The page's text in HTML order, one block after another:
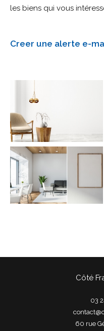
les biens qui vous
Creer une alerte e-
Côté
03
60 rue
Surface
Pièces
AFFINER
TERRASSE
EXCLUSIVITÉS